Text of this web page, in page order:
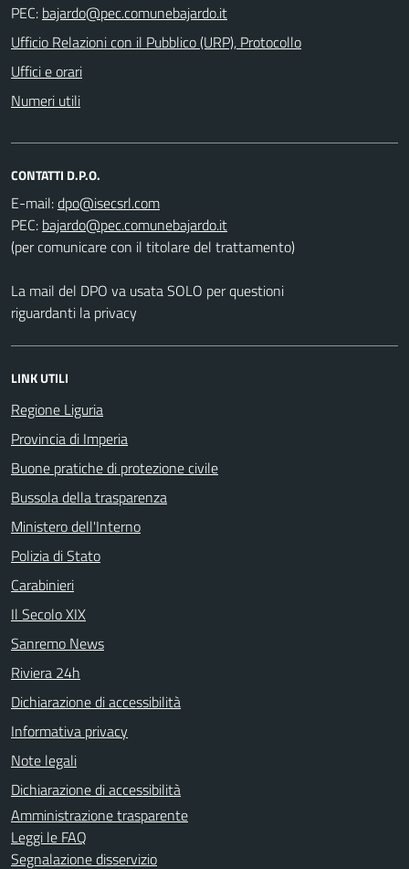
PEC:
Ufficio Relazioni con il Pubblico (URP), Protocollo
Uffici e orari
Numeri utili
CONTATTI D.P.O.
E-mail:
PEC:
(per comunicare con il titolare del trattamento)
La mail del DPO va usata SOLO per questioni
riguardanti la privacy
LINK UTILI
Regione Liguria
Provincia di Imperia
Buone pratiche di protezione civile
Bussola della trasparenza
Ministero dell'Interno
Polizia di Stato
Carabinieri
Il Secolo XIX
Sanremo News
Riviera 24h
Dichiarazione di accessibilità
Informativa privacy
Note legali
Dichiarazione di accessibilità
Amministrazione trasparente
Leggi le FAQ
Segnalazione disservizio